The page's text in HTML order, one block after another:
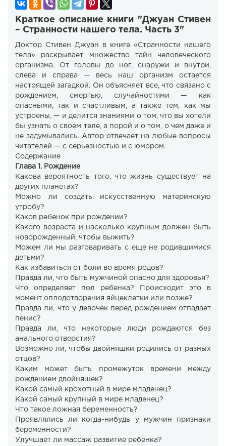
Краткое описание книги "Джуан Стивен
– Странности нашего тела. Часть 3"
Доктор Стивен Джуан в книге «Странности нашего
тела» раскрывает множество тайн человеческого
организма. От головы до ног, снаружи и внутри,
слева и справа — весь наш организм остается
настоящей загадкой. Он объясняет все, что связано с
рождением, смертью, случайностями — как
опасными, так и счастливым, а также тем, как мы
устроены, — и делится знаниями о том, что вы хотели
бы узнать о своем теле, а порой и о том, о чем даже и
не задумывались. Автор отвечает на любые вопросы
читателей — с серьезностью и с юмором.
Содержание
Глава 1. Рождение
Какова вероятность того, что жизнь существует на
других планетах?
Можно ли создать искусственную материнскую
утробу?
Каков ребенок при рождении?
Какого возраста и насколько крупным должен быть
новорожденный, чтобы выжить?
Можем ли мы разговаривать с еще не родившимися
детьми?
Как избавиться от боли во время родов?
Правда ли, что быть мужчиной опасно для здоровья?
Что определяет пол ребенка? Происходит это в
момент оплодотворения яйцеклетки или позже?
Правда ли, что у девочек перед рождением отпадает
пенис?
Правда ли, что некоторые люди рождаются без
анального отверстия?
Возможно ли, чтобы двойняшки родились от разных
отцов?
Каким может быть промежуток времени между
рождением двойняшек?
Какой самый крохотный в мире младенец?
Какой самый крупный в мире младенец?
Что такое ложная беременность?
Проявлялись ли когда-нибудь у мужчин признаки
беременности?
Улучшает ли массаж развитие ребенка?